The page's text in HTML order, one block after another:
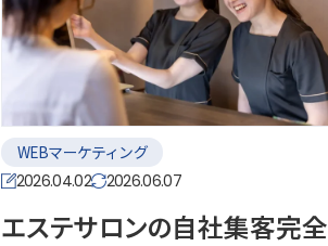
WEBマーケティング
2026.04.02
2026.06.07
エステサロンの自社集客完全